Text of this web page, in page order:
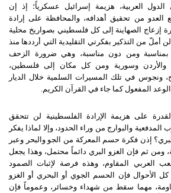
الدول العربية، هزيمة إسرائيل عسكرياً؛ إذ إن
العدو من تحقيق أهدافه، والمحافظة على إرادة
إزعاج الصهاينة إلى كل فلسطيني بصواريخ محلية
أملّ من التذكير بفكرتي التقليدية التي أرددها منذ
بمناسبة ومن دون مناسبة، وهي ضرورة الزحف
والأردن وسورية ومن كل مكان إلى فلسطين،
ونجوس في تلك المسيرات السلمية خلال الديار
المفعول كما جاء في القرآن الكريم.
على هزيمة الإرادة الفلسطينية لن تتحقق
والبوارج من وراء الحدود، وإلا لماذا يفكر
إذن فكرة حسم المعركة من الجو والبحر وعبر
ومن ثم فإن الغزو البري دائماً محتمل، وهذا يجعل
العربي المقاوم، وهذه فرصة لإثبات الصمود
الأحوال فإن الحسم الجوي أو البحري أو الغزو
مهما سقط من شهداء وخسائر، وعموماً فإن